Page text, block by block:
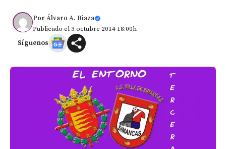
Por Álvaro A. Riaza
Publicado el 3 octubre 2014 18:00h
Síguenos